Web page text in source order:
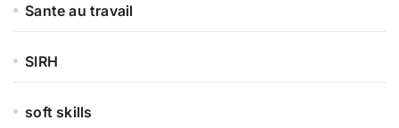
Sante au travail
SIRH
soft skills